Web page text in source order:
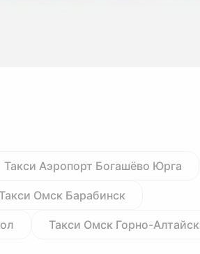
Такси Аэропорт Богашёво Юрга
Омск Барабинск
Такси Омск Горно-Алтайск